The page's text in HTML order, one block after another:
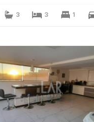
3 3 1